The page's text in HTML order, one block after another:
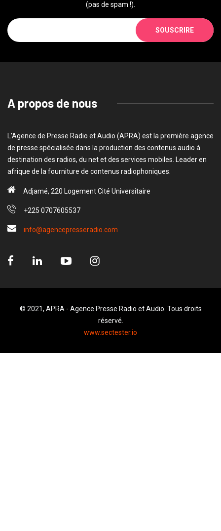
(pas de spam !).
SOUSCRIRE
A propos de nous
L’Agence de Presse Radio et Audio (APRA) est la première agence
de presse spécialisée dans la production des contenus audio à
destination des radios, du net et des services mobiles. Leader en
afrique de la fourniture de contenus radiophoniques.
Adjamé, 220 Logement Cité Universitaire
+225 0707605537
info@agencepresseradio.com
© 2021, APRA - Agence Presse Radio et Audio. Tous droits
réservé.
www.sectester.io